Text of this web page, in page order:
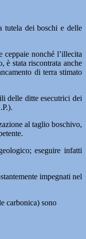
tutela dei boschi e delle
ceppaie nonché l’illecita
è stata riscontrata anche
di terra stimato
delle ditte esecutrici dei
al taglio boschivo,
eseguire infatti
impegnati nel
carbonica) sono